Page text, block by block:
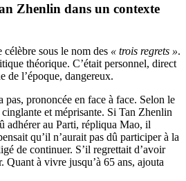
Zhenlin dans un contexte
célèbre sous le nom des « trois regrets ».
théorique. C’était personnel, direct
de l’époque, dangereux.
pas, prononcée en face à face. Selon le
et méprisante. Si Tan Zhenlin
adhérer au Parti, répliqua Mao, il
qu’il n’aurait pas dû participer à la
de continuer. S’il regrettait d’avoir
à vivre jusqu’à 65 ans, ajouta